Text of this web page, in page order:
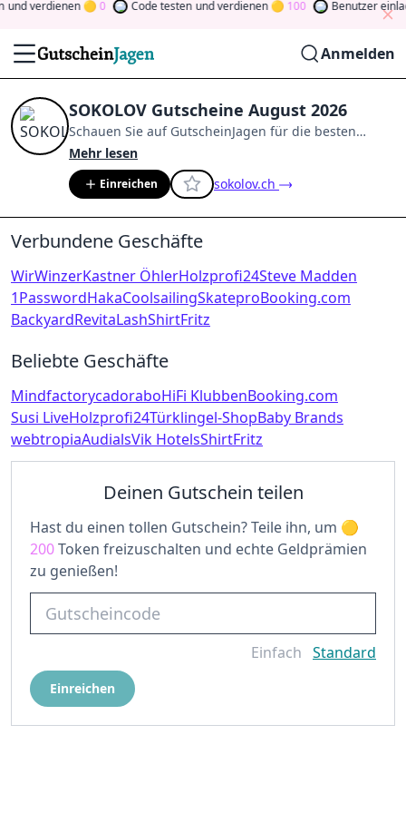
und verdienen 0 Code testen und verdienen 100 Benutzer
Anmelden
SOKOLOV Gutscheine August 2026
Schauen Sie auf GutscheinJagen für die besten
SOKOLOV-Angebote im
Mitglied der Community
indem Sie durch Abstimmen, Testen, Teilen und
mehr beitragen.
Drehen Sie den Glücksklee
gewinnen Sie Geld
Mehr lesen
Einreichen sokolov.ch
Verbundene Geschäfte
WirWinzerKastner ÖhlerHolzprofi24Steve Madden
1PasswordHakaCoolsailingSkateproBooking.com
BackyardRevitaLashShirtFritz
Beliebte Geschäfte
MindfactorycadoraboHiFi KlubbenBooking.com
Susi LiveHolzprofi24Türklingel-ShopBaby Brands
webtropiaAudialsVik HotelsShirtFritz
Deinen Gutschein teilen
Hast du einen tollen Gutschein? Teile ihn, um
200Token freizuschalten und echte Geldprämien
zu genießen!
Einfach Standard
Einreichen